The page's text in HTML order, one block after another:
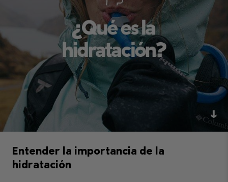
Entender la importancia de la
hidratación